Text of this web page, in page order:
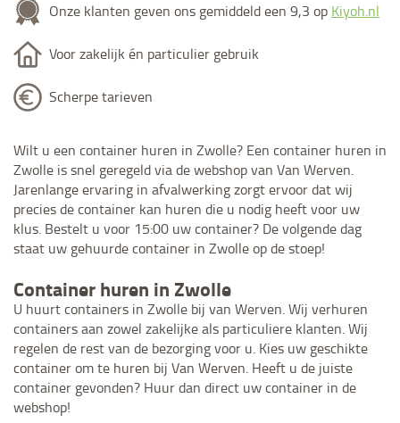
Onze klanten geven ons gemiddeld een 9,3 op Kiyoh.nl
Voor zakelijk én particulier gebruik
Scherpe tarieven
Wilt u een container huren in Zwolle? Een container huren in
Zwolle is snel geregeld via de webshop van Van Werven.
Jarenlange ervaring in afvalwerking zorgt ervoor dat wij
precies de container kan huren die u nodig heeft voor uw
klus. Bestelt u voor 15:00 uw container? De volgende dag
staat uw gehuurde container in Zwolle op de stoep!
Container huren in Zwolle
U huurt containers in Zwolle bij van Werven. Wij verhuren
containers aan zowel zakelijke als particuliere klanten. Wij
regelen de rest van de bezorging voor u. Kies uw geschikte
container om te huren bij Van Werven. Heeft u de juiste
container gevonden? Huur dan direct uw container in de
webshop!